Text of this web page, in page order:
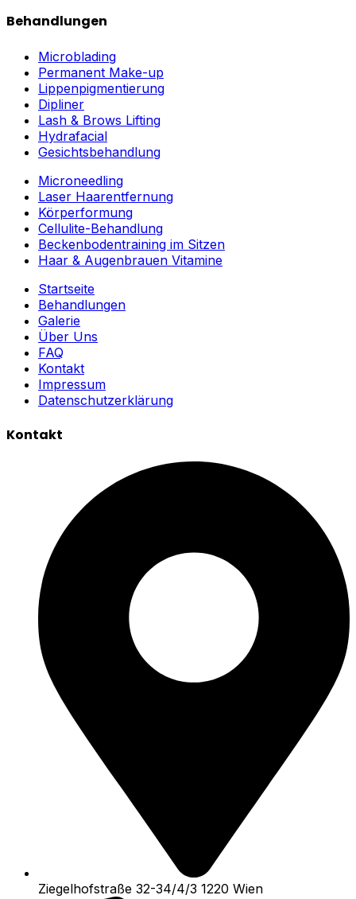
Behandlungen
Microblading
Permanent Make-up
Lippenpigmentierung
Dipliner
Lash & Brows Lifting
Hydrafacial
Gesichtsbehandlung
Microneedling
Laser Haarentfernung
Körperformung
Cellulite-Behandlung
Beckenbodentraining im Sitzen
Haar & Augenbrauen Vitamine
Startseite
Behandlungen
Galerie
Über Uns
FAQ
Kontakt
Impressum
Datenschutzerklärung
Kontakt
Ziegelhofstraße 32-34/4/3 1220 Wien